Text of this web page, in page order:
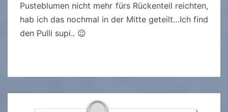
E
R
Pusteblumen nicht mehr fürs Rückenteil reichten,
hab ich das nochmal in der Mitte geteilt…Ich find
den Pulli supi.. 😉